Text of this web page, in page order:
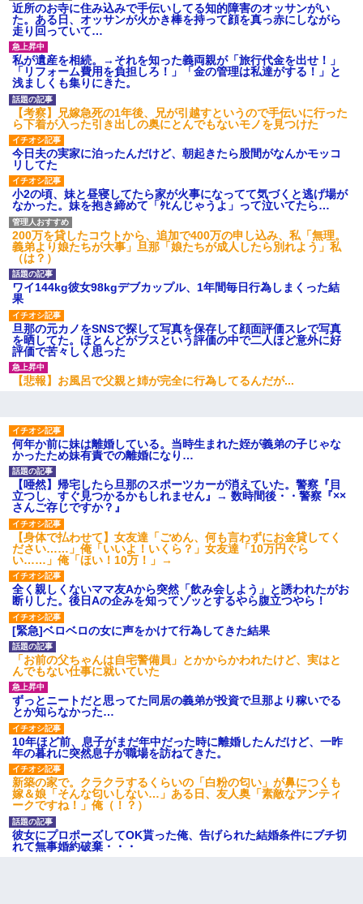
【衝撃】女友達から行為中に告白されてOKした結果
妊娠中に「おいこのブタ女！てめー席譲れ！」と絡まれ腹を殴る
真似された。泣きながら夫に話すと一年後に…
【考察】兄嫁急死の1年後、兄が引越すというので手伝いに行った
ら下着が入った引き出しの奥にとんでもないモノを見つけた
近所のお寺に住み込みで手伝いしてる知的障害のオッサンがい
た。ある日、オッサンが火かき棒を持って顔を真っ赤にしながら
走り回っていて…
父親がくも膜下出血で突然ﾀﾋ。→母の貯金が0なことが判明。→母
「私を家に置いてほしい、どうか見捨てないで(土下座」俺・嫁
「…」
【驚愕】私「今まで育てた分のお金返してね(冗談)」息子「はい、
3000万円」→数年後。私「妹が病気になったから援助して欲し
い」→
「お前の父ちゃんは自宅警備員」とかからかわれたけど、実はと
んでもない仕事に就いていた
彼女との行為を録画した結果→衝撃の事実が判明したｗｗｗｗｗ
ｗ
小学生の息子が急に様子がおかしくなった。私「理由を聞いても
『わかんない！』って怒鳴り付けてくるし、困っってる」旦那
「話してみるよ」→ 後日・・・
わい(42)渋谷の夜のサービスで19の女の子にゴックンさせた結果
ｗｗｗｗｗｗｗｗ
近所のお寺に住み込みで手伝いしてる知的障害のオッサンがい
た。ある日、オッサンが火かき棒を持って顔を真っ赤にしながら
走り回っていて…
私が遺産を相続。→それを知った義両親が「旅行代金を出せ！」
「リフォーム費用を負担しろ！」「金の管理は私達がする！」と
浅ましくも集りにきた。
【考察】兄嫁急死の1年後、兄が引越すというので手伝いに行った
ら下着が入った引き出しの奥にとんでもないモノを見つけた
今日夫の実家に泊ったんだけど、朝起きたら股間がなんかモッコ
リしてた
小2の頃、妹と昼寝してたら家が火事になってて気づくと逃げ場が
なかった。妹を抱き締めて「ﾀﾋんじゃうよ」って泣いてたら…
200万を貸したコウトから、追加で400万の申し込み、私「無理。
義弟より娘たちが大事」旦那「娘たちが成人したら別れよう」私
（は？）
ワイ144kg彼女98kgデブカップル、1年間毎日行為しまくった結
果
旦那の元カノをSNSで探して写真を保存して顔面評価スレで写真
を晒してた。ほとんどがブスという評価の中で二人ほど意外に好
評価で苦々しく思った
【悲報】お風呂で父親と姉が完全に行為してるんだが...
何年か前に妹は離婚している。当時生まれた姪が義弟の子じゃな
かったため妹有責での離婚になり…
【唖然】帰宅したら旦那のスポーツカーが消えていた。警察『目
立つし、すぐ見つかるかもしれません』→ 数時間後・・警察『××
さんご存じですか？』
【身体で払わせて】女友達「ごめん、何も言わずにお金貸してく
ださい……」俺「いいよ！いくら？」女友達「10万円ぐら
い……」俺「ほい！10万！」→
全く親しくないママ友Aから突然「飲み会しよう」と誘われたがお
断りした。後日Aの企みを知ってゾッとするやら腹立つやら！
[緊急]ベロベロの女に声をかけて行為してきた結果
「お前の父ちゃんは自宅警備員」とかからかわれたけど、実はと
んでもない仕事に就いていた
ずっとニートだと思ってた同居の義弟が投資で旦那より稼いでる
とか知らなかった…
10年ほど前、息子がまだ年中だった時に離婚したんだけど、一昨
年の暮れに突然息子が職場を訪ねてきた。
新築の家で。クラクラするくらいの「白粉の匂い」が鼻につくも
嫁＆娘「そんな匂いしない…」ある日、友人奥「素敵なアンティ
ークですね！」俺（！？）
彼女にプロポーズしてOK貰った俺、告げられた結婚条件にブチ切
れて無事婚約破棄・・・